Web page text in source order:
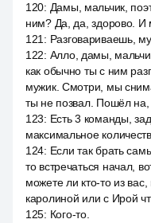
120: Дамы, мальчик,
ним? Да, да, здорово. И
121 : Разговариваешь,
122: Алло, дамы,
как обычно ты с ним
мужик. Смотри, мы
ты не позвал. Пошёл на,
123: Есть 3 команды,
максимальное
124: Если так брать
то встречаться начал,
можете ли кто-то из
каролиной или с Ирой
125: Кого-то.